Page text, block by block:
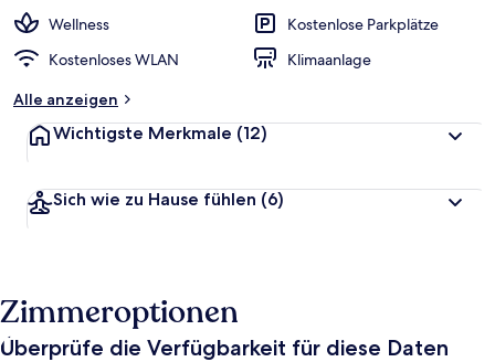
Wellness
Kostenlose Parkplätze
Kostenloses WLAN
Klimaanlage
Alle anzeigen
Wichtigste Merkmale (12)
Sich wie zu Hause fühlen (6)
Zimmeroptionen
Überprüfe die Verfügbarkeit für diese Daten